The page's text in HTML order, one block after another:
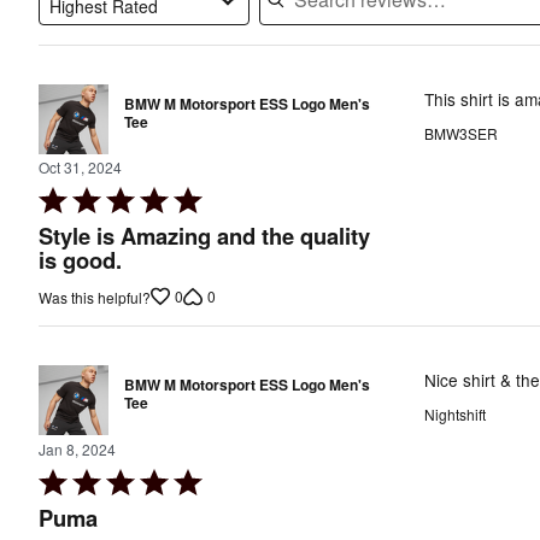
Highest Rated
Search reviews…
BMW M Motorsport ESS Logo Men's
Tee
Oct 31, 2024
Rated
5
out
Style is Amazing and the quality
is good.
This shirt is
BMW3SER
Was this helpful? 0 0
BMW M Motorsport ESS Logo Men's
Tee
Jan 8, 2024
Rated
5
Puma
Nice shirt &
Nightshift